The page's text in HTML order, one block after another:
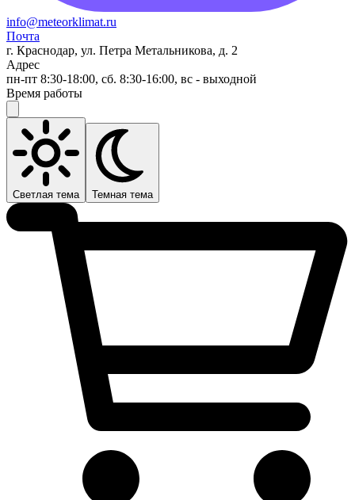
info@meteorklimat.ru
Почта
г. Краснодар, ул. Петра Метальникова, д. 2
Адрес
пн-пт 8:30-18:00, сб. 8:30-16:00, вс - выходной
Время работы
Светлая тема Темная тема